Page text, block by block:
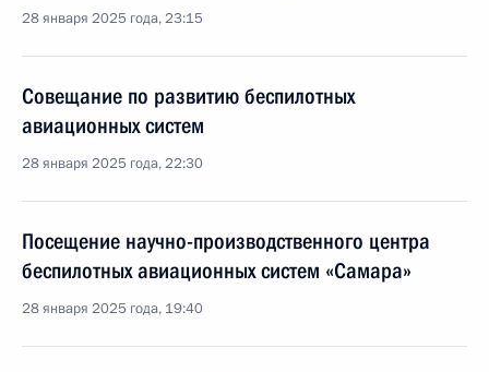
28 января 2025 года, 23:15
Совещание по развитию беспилотных
авиационных систем
28 января 2025 года, 22:30
Посещение научно-производственного центра
беспилотных авиационных систем «Самара»
28 января 2025 года, 19:40